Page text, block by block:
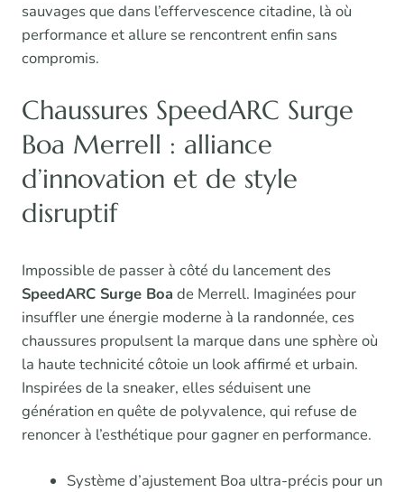
sauvages que dans l’effervescence citadine, là où
performance et allure se rencontrent enfin sans
compromis.
Chaussures SpeedARC Surge
Boa Merrell : alliance
d’innovation et de style
disruptif
Impossible de passer à côté du lancement des
SpeedARC Surge Boa de Merrell. Imaginées pour
insuffler une énergie moderne à la randonnée, ces
chaussures propulsent la marque dans une sphère où
la haute technicité côtoie un look affirmé et urbain.
Inspirées de la sneaker, elles séduisent une
génération en quête de polyvalence, qui refuse de
renoncer à l’esthétique pour gagner en performance.
Système d’ajustement Boa ultra-précis pour un